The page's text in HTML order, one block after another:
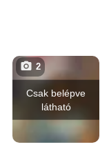
Csak belépve
látható
2